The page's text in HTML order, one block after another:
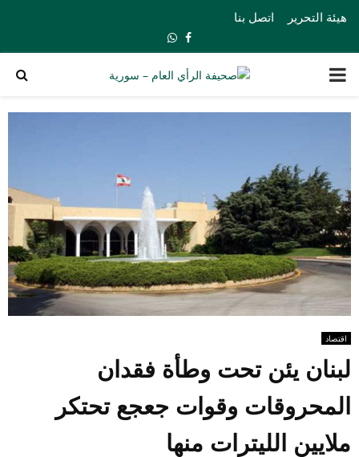
هيئة التحرير اتصل بنا
Facebook
Whatsapp
PRIMARY
MENU
اقتصاد
لبنان يئن تحت وطأة فقدان
المحروقات وقوات جعجع تحتكر
ملايين الليترات منها